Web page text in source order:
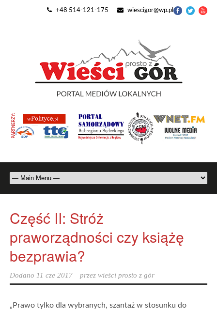
+48 514-121-175 wiescigor@wp.pl
Część II: Stróż
praworządności czy książę
bezprawia?
Dodano 11 cze 2017 przez wieści prosto z gór
„Prawo tylko dla wybranych, szantaż w stosunku do